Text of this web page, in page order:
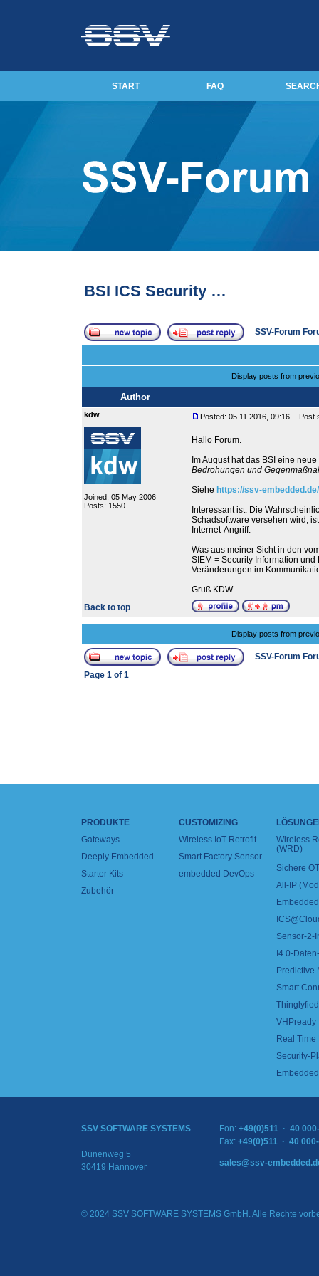
START FAQ
BSI ICS Security …
SSV-Forum
Display posts from
Author
kdw
Joined: 05 May 2006
Posts: 1550
Posted: 05.11.2016, 09:16 Post
Hallo Forum.
Im August hat das BSI eine
Bedrohungen und
Siehe https://ssv-
Interessant ist: Die
Schadsoftware versehen wird,
Internet-Angriff.
Was aus meiner Sicht in den
SIEM = Security Information
Veränderungen im
Gruß KDW
Back to top
Display posts from
SSV-Forum
Page 1 of 1
PRODUKTE
Gateways
Deeply Embedded
Starter Kits
Zubehör
CUSTOMIZING
Wireless IoT Retrofit
Smart Factory Sensor
embedded DevOps
Wireless
(WRD)
Sichere
All-IP
Sensor-2-
I4.0-
Predictive
Smart
VHPready
Real
Security-
SSV SOFTWARE SYSTEMS
Dünenweg 5
30419 Hannover
Fon: +49(0)511 · 40
Fax: +49(0)511 · 40
sales@ssv-
© 2024 SSV SOFTWARE SYSTEMS GmbH. Alle Rechte